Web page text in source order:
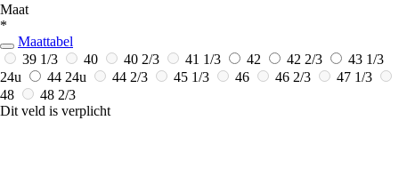
Maat
*
Maattabel
39 1/3
40 40 2/3 41 1/3 42 42 2/3
43 1/3
24u
44 24u 44 2/3 45 1/3 46 46 2/3
47 1/3
48
48 2/3
Dit veld is verplicht